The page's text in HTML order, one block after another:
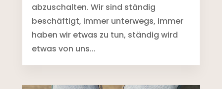
abzuschalten. Wir sind ständig
beschäftigt, immer unterwegs, immer
haben wir etwas zu tun, ständig wird
etwas von uns...